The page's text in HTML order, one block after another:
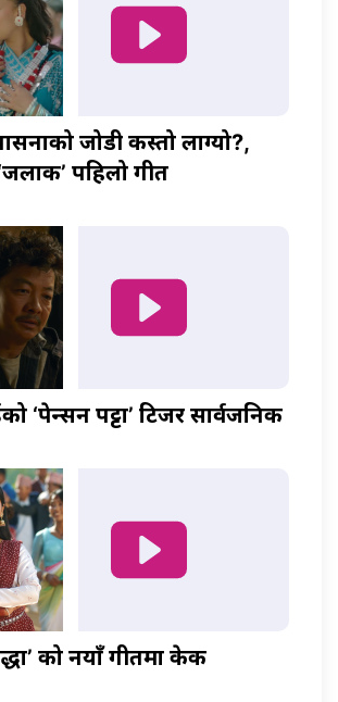
जोडी कस्तो लाग्यो?,
पहिलो गीत
‘पेन्सन पट्टा’ टिजर सार्वजनिक
को नयाँ गीतमा केकी